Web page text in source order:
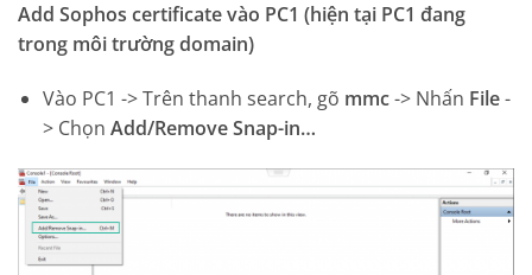
Add Sophos certificate vào PC1 (hiện tại PC1 đang
trong môi trường domain)
Vào PC1 -> Trên thanh search, gõ mmc-> Nhấn File-
> Chọn Add/Remove Snap-in…